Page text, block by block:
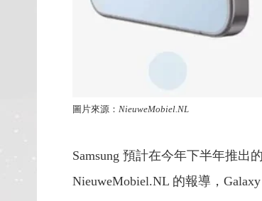
圖片來源： NieuweMobiel.NL
Samsung 預計在今年下半年推出
NieuweMobiel.NL 的報導，